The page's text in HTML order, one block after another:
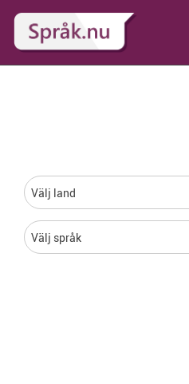
Välj land
Välj språk